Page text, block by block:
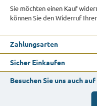
Sie möchten einen Kauf
können Sie den Widerruf
Zahlungsarten
Sicher Einkaufen
Besuchen Sie uns auch auf